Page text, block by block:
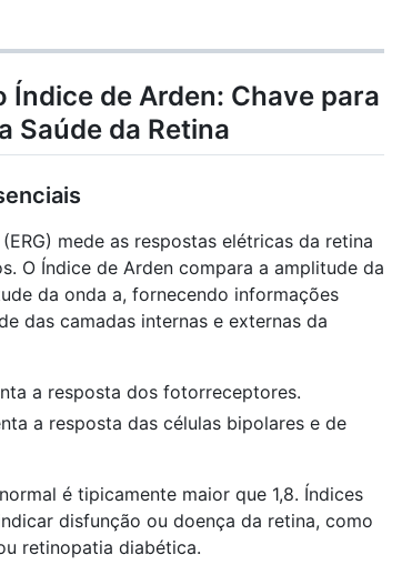
Índice de Arden: Chave para
Saúde da Retina
mede as respostas elétricas da retina
O Índice de Arden compara a amplitude da
da onda a, fornecendo informações
das camadas internas e externas da
a resposta dos fotorreceptores.
a resposta das células bipolares e de
é tipicamente maior que 1,8. Índices
disfunção ou doença da retina, como
retinopatia diabética.